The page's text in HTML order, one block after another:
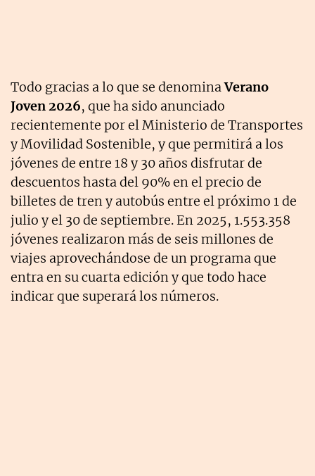
Todo gracias a lo que se denominaVerano
Joven 2026, que ha sido anunciado
recientemente por el Ministerio de Transportes
y Movilidad Sostenible, y que permitirá a los
jóvenes de entre 18 y 30 años disfrutar de
descuentos hasta del 90% en el precio de
billetes de tren y autobús entre el próximo 1 de
julio y el 30 de septiembre. En 2025, 1.553.358
jóvenes realizaron más de seis millones de
viajes aprovechándose de un programa que
entra en su cuarta edición y que todo hace
indicar que superará los números.